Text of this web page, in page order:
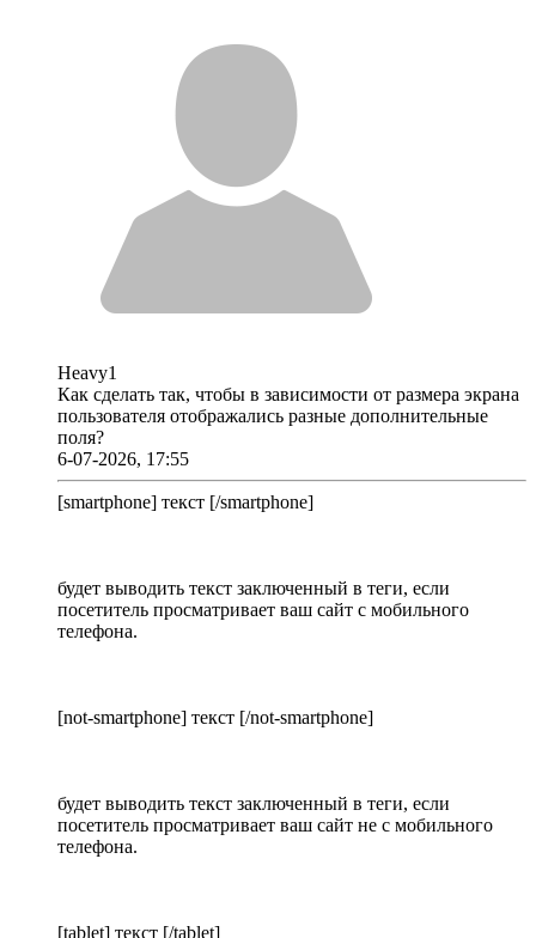
Heavy1
Как сделать так, чтобы в зависимости от размера экрана
пользователя отображались разные дополнительные
поля?
6-07-2026, 17:55
[smartphone] текст [/smartphone]
будет выводить текст заключенный в теги, если
посетитель просматривает ваш сайт с мобильного
телефона.
[not-smartphone] текст [/not-smartphone]
будет выводить текст заключенный в теги, если
посетитель просматривает ваш сайт не с мобильного
телефона.
[tablet] текст [/tablet]